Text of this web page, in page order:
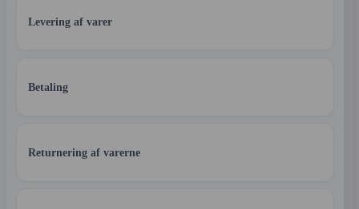
Levering af varer
Betaling
Returnering af varerne